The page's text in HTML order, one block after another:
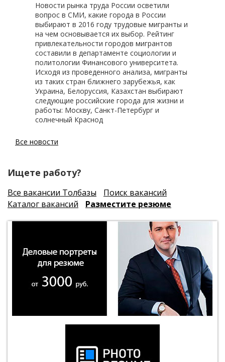
Новости рынка труда России осветили
вопрос в СМИ, какие города в России
выбирают в 2016 году трудовые мигранты и
на чем основывается их выбор. Рейтинг
привлекательности городов мигрантов
составили в департаменте социологии и
политологии Финансового университета.
Исходя из проведенного анализа, мигранты
из таких стран ближнего зарубежья, как
Украина, Белоруссия, Казахстан выбирают
следующие российские города для жизни и
работы: Москву, Санкт-Петербург и
солнечный Краснод
Все новости
Ищете работу?
Все вакансии Толбазы
Поиск вакансий
Каталог вакансий
Разместите резюме